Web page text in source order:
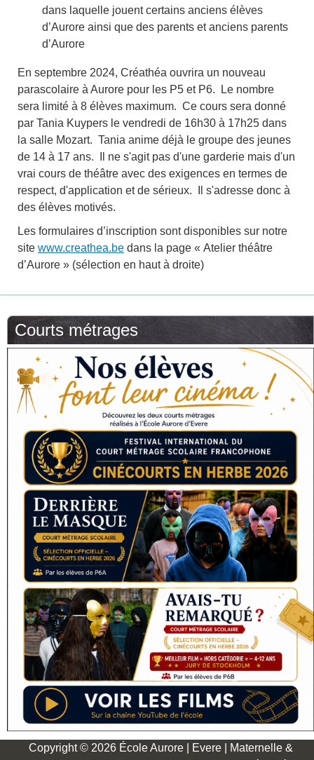
dans laquelle jouent certains anciens élèves
d’Aurore ainsi que des parents et anciens parents
d’Aurore
En septembre 2024, Créathéa ouvrira un nouveau
parascolaire à Aurore pour les P5 et P6. Le nombre
sera limité à 8 élèves maximum. Ce cours sera donné
par Tania Kuypers le vendredi de 16h30 à 17h25 dans
la salle Mozart. Tania anime déjà le groupe des jeunes
de 14 à 17 ans. Il ne s'agit pas d'une garderie mais d'un
vrai cours de théâtre avec des exigences en termes de
respect, d'application et de sérieux. Il s'adresse donc à
des élèves motivés.
Les formulaires d’inscription sont disponibles sur notre
site www.creathea.be dans la page « Atelier théâtre
d’Aurore » (sélection en haut à droite)
Courts métrages
Copyright © 2026 École Aurore | Evere | Maternelle &